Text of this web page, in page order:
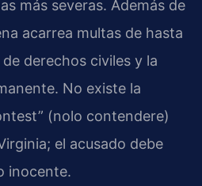
más severas. Además de
acarrea multas de hasta
derechos civiles y la
No existe la
(nolo contendere)
el acusado debe
inocente.